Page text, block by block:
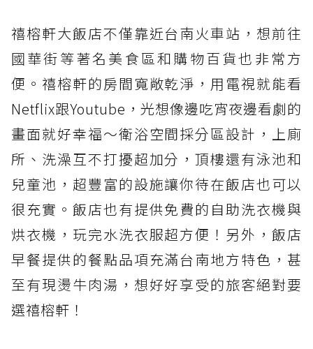
禧榕軒大飯店不僅靠近台南火車站，想前往
國華街等著名美食區和購物百貨也非常方
便。禧榕軒的房間寬敞乾淨，用電視就能看
Netflix跟Youtube，光想像邊吃宵夜邊看劇的
畫面就好幸福～衛浴空間採分區設計，上廁
所、洗澡互不打擾超加分，頂樓還有泳池和
兒童池，超豐富的設施讓你待在飯店也可以
很充實。飯店也有提供免費的自助洗衣機與
烘衣機，玩完水洗衣服超方便！另外，飯店
早餐提供的餐點品項充滿台南地方特色，甚
至有現燙牛肉湯，想好好享受的旅客絕對要
選禧榕軒！